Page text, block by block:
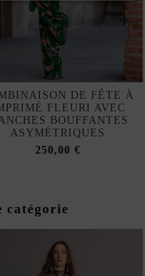
DE FÊTE À
FLEURI AVEC
BOUFFANTES
ASYMÉTRIQUES
250,00 €
catégorie